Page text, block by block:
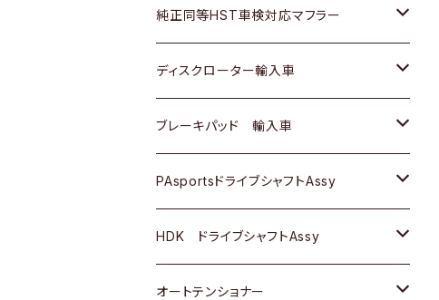
スバル
三菱
スバル
ダイハツ
マツダ
三菱
スバル
ＢＥＮＺ
ダイハツ
マツダ
三菱
スバル
いすゞ
ダイハツ
マツダ
三菱
スバル
スズキ
日産
ダイハツ
マツダ
三菱
スバル
ホンダ
スズキ
日産
ダイハツ
マツダ
三菱
ホンダ
スズキ
日産
ダイハツ
マツダ
三菱
純正同等HST車検対応マフラー
トヨタ
ホンダ
スズキ
日産
いすゞ
ディスクローター輸入車
ＡＵＤＩ
ＢＥＮＺ
ＢＭＷ
GOLF
ブレーキパッド 輸入車
ＢＥＮＺ
ＢＭＷ
ＷＡＧＥＮ
PAsportsドライブシャフトAssy
トヨタ
ホンダ
HDK ドライブシャフトAssy
スズキ
オートテンショナー